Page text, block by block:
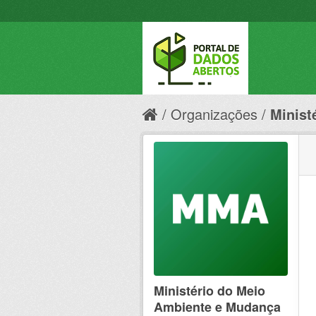
Organizações
Ministério do Meio
Ambiente e Mudança